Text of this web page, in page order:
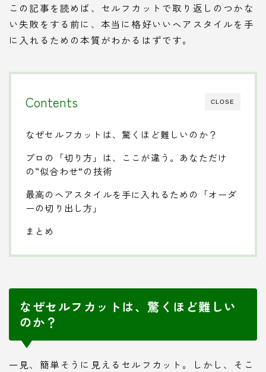
この記事を読めば、セルフカットで取り返しのつかな
い失敗をする前に、本当に格好いいヘアスタイルを手
に入れるための本質がわかるはずです。
CLOSE
Contents
なぜセルフカットは、驚くほど難しいのか？
プロの「切り方」は、ここが違う。あなただけ
の“似合わせ”の技術
最高のヘアスタイルを手に入れるための「オーダ
ーの切り出し方」
まとめ
なぜセルフカットは、驚くほど難しい
のか？
一見、簡単そうに見えるセルフカット。しかし、そこ